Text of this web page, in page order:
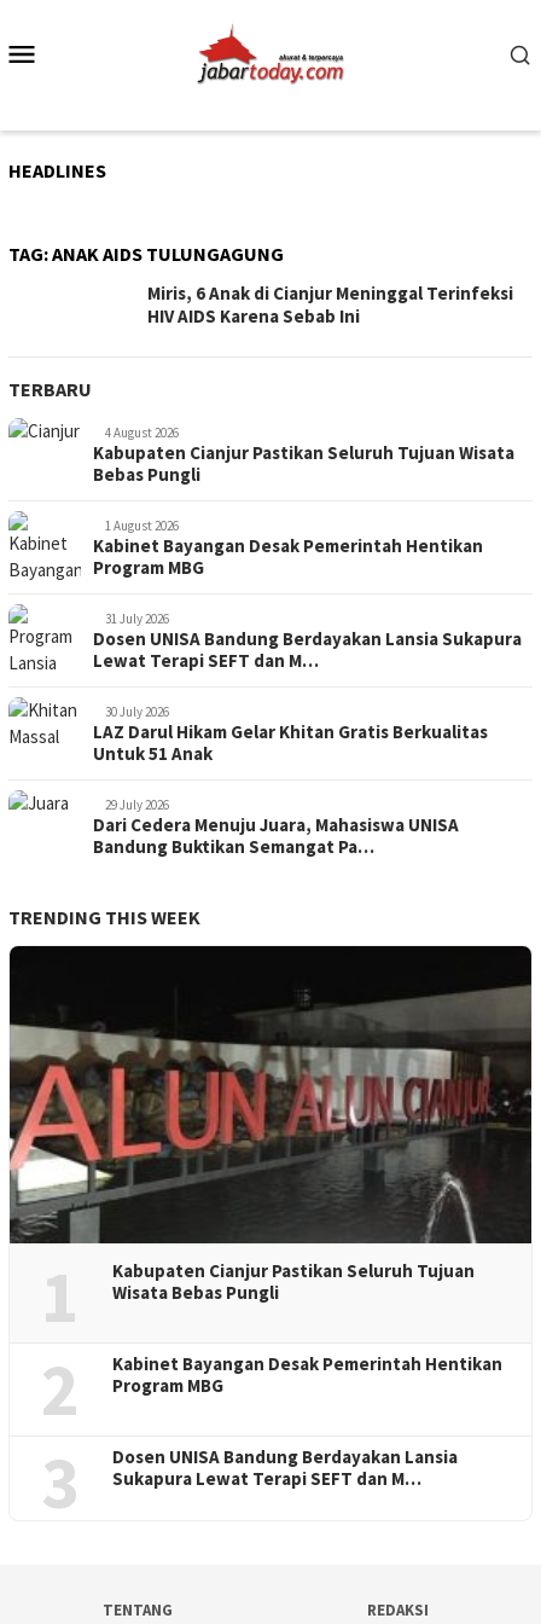
content
HEADLINES
TAG:ANAK AIDS TULUNGAGUNG
Miris, 6 Anak di Cianjur Meninggal Terinfeksi
HIV AIDS Karena Sebab Ini
TERBARU
4 August 2026
Kabupaten Cianjur Pastikan Seluruh Tujuan Wisata
Bebas Pungli
1 August 2026
Kabinet Bayangan Desak Pemerintah Hentikan
Program MBG
31 July 2026
Dosen UNISA Bandung Berdayakan Lansia Sukapura
Lewat Terapi SEFT dan M…
30 July 2026
LAZ Darul Hikam Gelar Khitan Gratis Berkualitas
Untuk 51 Anak
29 July 2026
Dari Cedera Menuju Juara, Mahasiswa UNISA
Bandung Buktikan Semangat Pa…
TRENDING THIS WEEK
1
Kabupaten Cianjur Pastikan Seluruh Tujuan
Wisata Bebas Pungli
2
Kabinet Bayangan Desak Pemerintah Hentikan
Program MBG
3
Dosen UNISA Bandung Berdayakan Lansia
Sukapura Lewat Terapi SEFT dan M…
TENTANG REDAKSI